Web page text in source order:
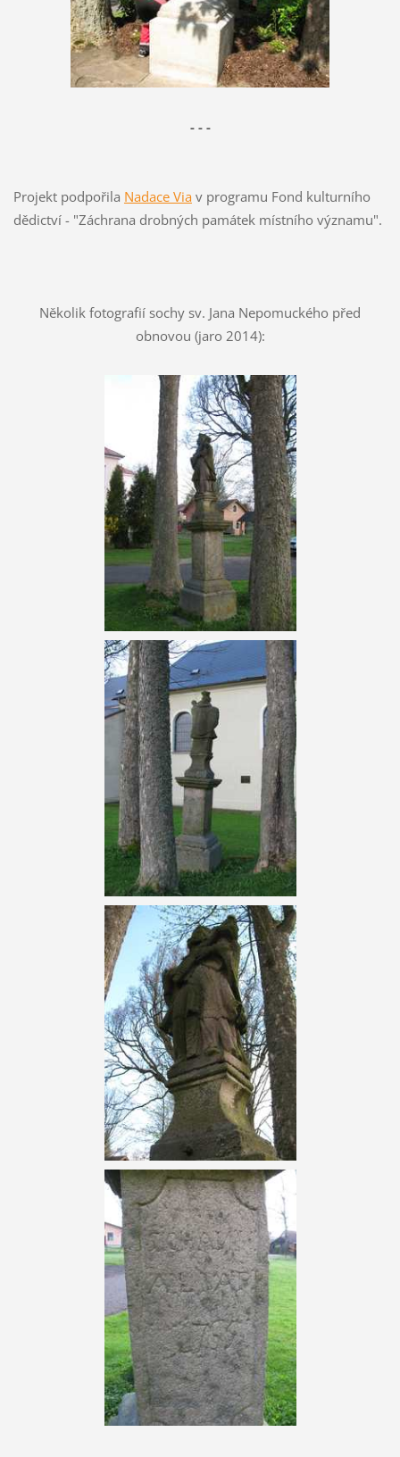
- - -
Projekt podpořila Nadace Viav programu Fond kulturního
dědictví - "Záchrana drobných památek místního významu".
Několik fotografií sochy sv. Jana Nepomuckého před
obnovou (jaro 2014):